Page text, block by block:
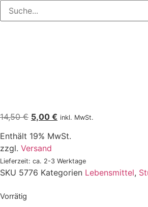
14,50€ Ursprünglicher
war:
14,50 €
5,00 € Aktueller
ist:
inkl. MwSt.
Enthält 19% MwSt.
zzgl. Versand
Lieferzeit: ca. 2-3 Werktage
SKU 5776 Kategorien Lebensmittel,
Vorrätig